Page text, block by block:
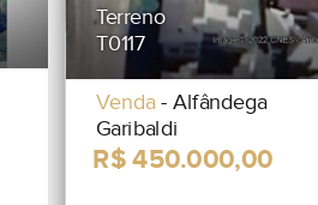
Terreno
T0117
Venda - Alfândega
Garibaldi